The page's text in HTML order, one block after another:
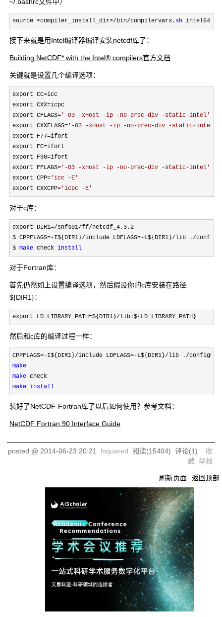
source <compiler_install_dir>/bin/compilervars. sh intel64
接下来就是用Intel编译器编译安装netcdf库了：
Building NetCDF* with the Intel® compilers官方文档
关键就是设置几个编译选项：
export CC=icc
export CXX=icpc
export CFLAGS= ' -O3 -xHost -ip -no-prec-div -static-intel '
export CXXFLAGS= ' -O3 -xHost -ip -no-prec-div -static-intel
export F77=ifort
export FC=ifort
export F90=ifort
export FFLAGS= ' -O3 -xHost -ip -no-prec-div -static-intel '
export CPP= 'icc -E '
export CXXCPP= 'icpc -E '
对于c库：
export DIR1=/snfs01/ff/netcdf_4.3.2
$ CPPFLAGS=-I${DIR1}/include LDFLAGS=-L${DIR1}/lib ./
$ make check install
对于Fortran库：
首先仍然如上设置编译选项，然后假设你的c库安装在路径
${DIR1}：
export LD_LIBRARY_PATH=${DIR1}/lib:${LD_LIBRARY_PATH}
然后和c库的编译过程一样：
CPPFLAGS=-I${DIR1}/include LDFLAGS=-L${DIR1}/lib ./
make
make
make install
装好了NetCDF-Fortran库了以后如何使用？参考文档：
NetCDF Fortran 90 Interface Guide
posted @ 2014-06-23 20:21 fsquared 阅读(15404) 评论(1) 收
藏 举报
刷新页面 返回顶部